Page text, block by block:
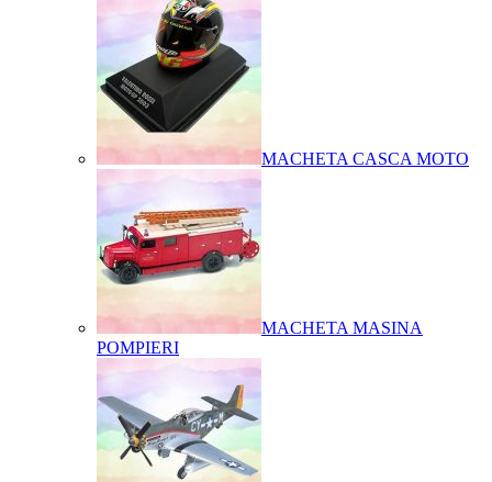
MACHETA CASCA MOTO
MACHETA MASINA
POMPIERI